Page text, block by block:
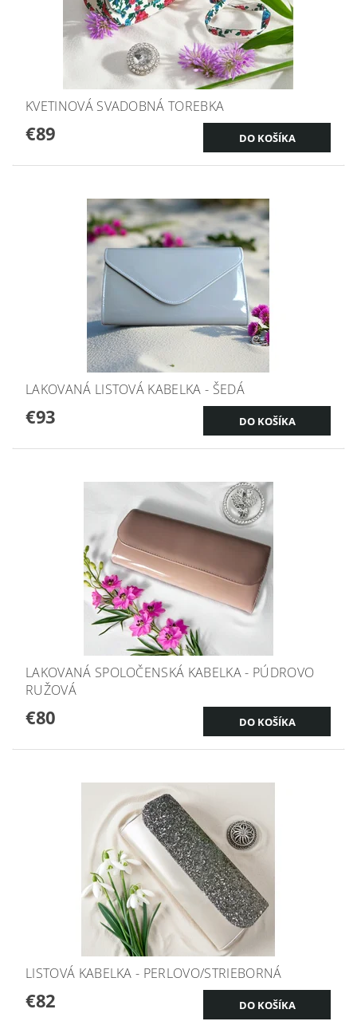
KVETINOVÁ SVADOBNÁ TOREBKA
€89
LAKOVANÁ LISTOVÁ KABELKA - ŠEDÁ
€93
LAKOVANÁ SPOLOČENSKÁ KABELKA - PÚDROVO
RUŽOVÁ
€80
LISTOVÁ KABELKA - PERLOVO/STRIEBORNÁ
€82